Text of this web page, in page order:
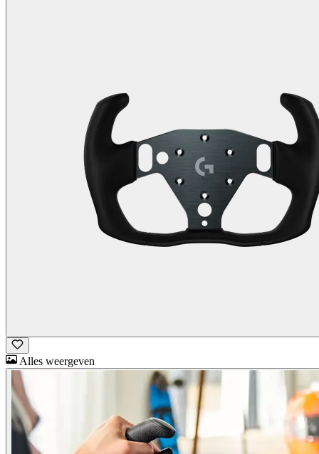
Alles weergeven